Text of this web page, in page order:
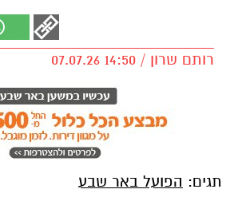
רותם שרון / 14:50 07.07.26
הפועל באר שבע